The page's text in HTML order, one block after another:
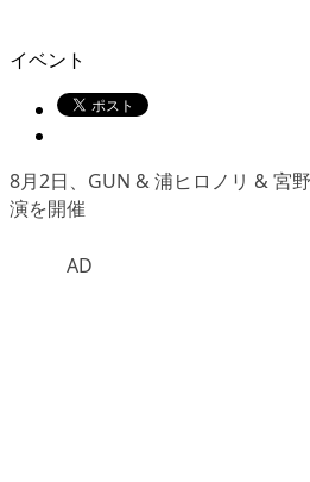
イベント
8月2日、GUN & 浦ヒロノリ & 宮
演を開催
AD